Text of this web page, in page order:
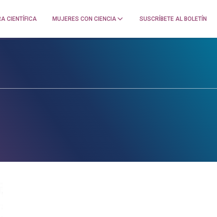
CIENTÍFICA MUJERES CON CIENCIA SUSCRÍBETE AL BOLETÍN